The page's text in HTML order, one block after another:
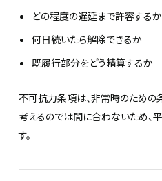
どの程度の遅延まで許容するか
何日続いたら解除できるか
既履行部分をどう精算するか
不可抗力条項は、非常時のための
考えるのでは間に合わないため、
す。